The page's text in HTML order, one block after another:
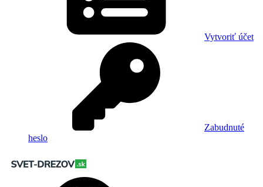
Vytvoriť účet
Zabudnuté
heslo